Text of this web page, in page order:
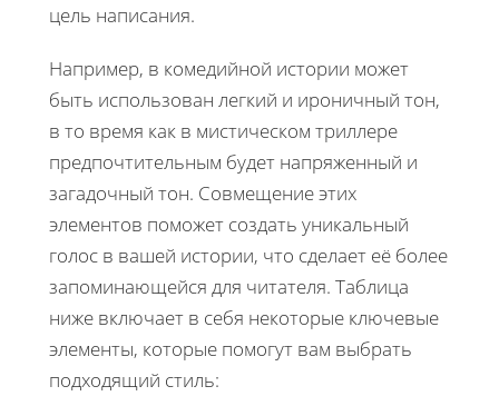
цель написания.
Например, в комедийной истории может
быть использован легкий и ироничный тон,
в то время как в мистическом триллере
предпочтительным будет напряженный и
загадочный тон. Совмещение этих
элементов поможет создать уникальный
голос в вашей истории, что сделает её более
запоминающейся для читателя. Таблица
ниже включает в себя некоторые ключевые
элементы, которые помогут вам выбрать
подходящий стиль: